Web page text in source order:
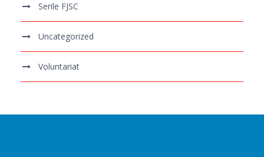
Serile FJSC
Uncategorized
Voluntariat